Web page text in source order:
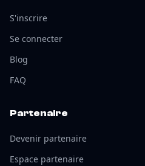
S'inscrire
Se connecter
Blog
FAQ
Partenaire
Devenir partenaire
Espace partenaire